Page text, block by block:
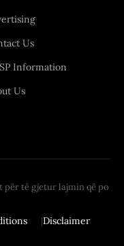
Us
Information
Us
për të gjetur lajmin që po
Disclaimer